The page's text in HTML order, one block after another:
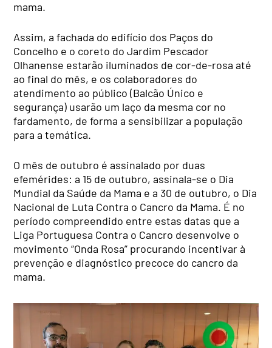
mama.
Assim, a fachada do edifício dos Paços do
Concelho e o coreto do Jardim Pescador
Olhanense estarão iluminados de cor-de-rosa até
ao final do mês, e os colaboradores do
atendimento ao público (Balcão Único e
segurança) usarão um laço da mesma cor no
fardamento, de forma a sensibilizar a população
para a temática.
O mês de outubro é assinalado por duas
efemérides: a 15 de outubro, assinala-se o Dia
Mundial da Saúde da Mama e a 30 de outubro, o Dia
Nacional de Luta Contra o Cancro da Mama. É no
período compreendido entre estas datas que a
Liga Portuguesa Contra o Cancro desenvolve o
movimento “Onda Rosa” procurando incentivar à
prevenção e diagnóstico precoce do cancro da
mama.